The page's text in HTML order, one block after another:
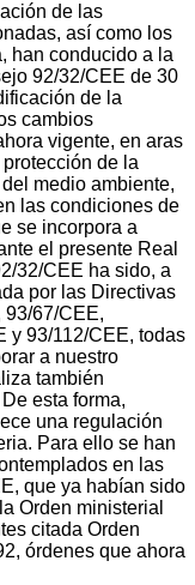
de las
así como los
han conducido a la
92/32/CEE de 30
de la
cambios
vigente, en aras
de la
medio ambiente,
las condiciones de
se incorpora a
el presente Real
32/CEE ha sido, a
por las Directivas
93/67/CEE,
y 93/112/CEE, todas
a nuestro
también
esta forma,
una regulación
Para ello se han
en las
que ya habían sido
Orden ministerial
citada Orden
órdenes que ahora